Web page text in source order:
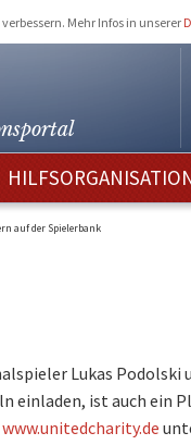
Mehr Infos in unserer
auf der Spielerbank
Lukas Podolski
einladen, ist auch ein
www.unitedcharity.de